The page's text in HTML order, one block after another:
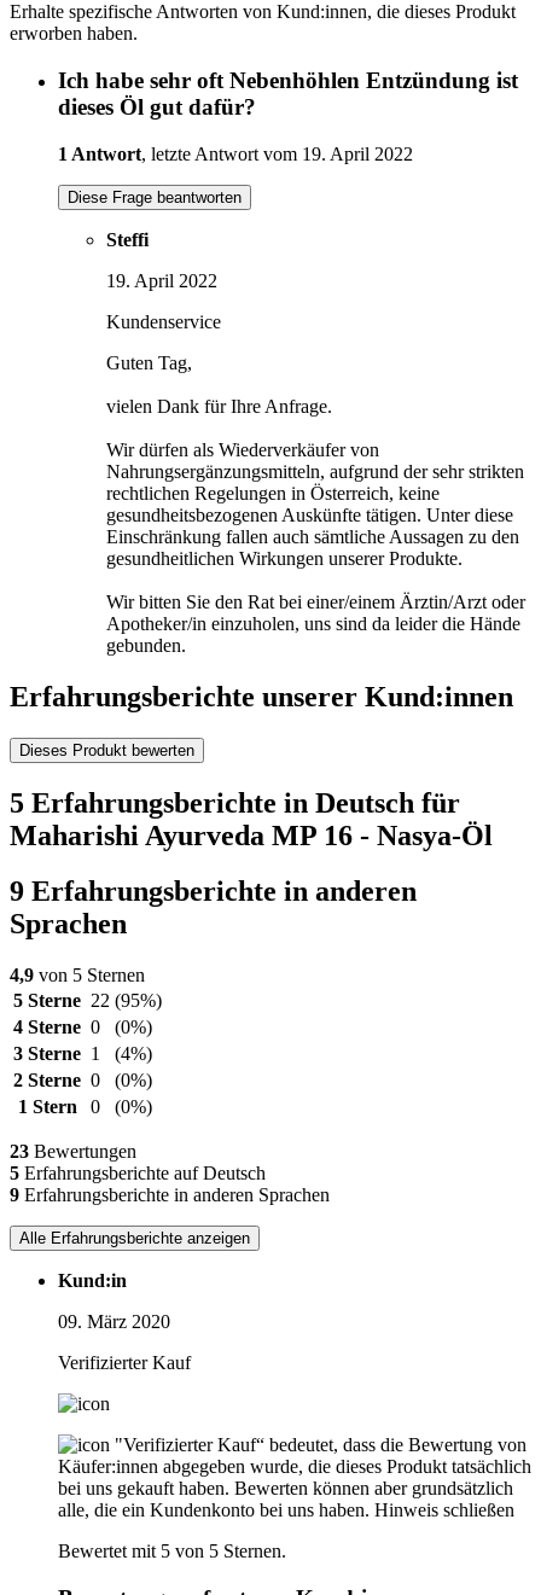
Erhalte spezifische Antworten von Kund:innen, die dieses Produkt
erworben haben.
Ich habe sehr oft Nebenhöhlen Entzündung ist
dieses Öl gut dafür?
1 Antwort, letzte Antwort vom 19. April 2022
Diese Frage beantworten
Steffi
19. April 2022
Kundenservice
Guten Tag,
vielen Dank für Ihre Anfrage.
Wir dürfen als Wiederverkäufer von
Nahrungsergänzungsmitteln, aufgrund der sehr strikten
rechtlichen Regelungen in Österreich, keine
gesundheitsbezogenen Auskünfte tätigen. Unter diese
Einschränkung fallen auch sämtliche Aussagen zu den
gesundheitlichen Wirkungen unserer Produkte.
Wir bitten Sie den Rat bei einer/einem Ärztin/Arzt oder
Apotheker/in einzuholen, uns sind da leider die Hände
gebunden.
Erfahrungsberichte unserer Kund:innen
Dieses Produkt bewerten
5 Erfahrungsberichte in Deutsch für
Maharishi Ayurveda MP 16 - Nasya-Öl
9 Erfahrungsberichte in anderen
Sprachen
4,9 von 5 Sternen
5 Sterne 22 (95%)
4 Sterne 0
(0%)
3 Sterne 1
(4%)
2 Sterne 0
(0%)
1 Stern
0 (0%)
23 Bewertungen
5 Erfahrungsberichte auf Deutsch
9 Erfahrungsberichte in anderen Sprachen
Alle Erfahrungsberichte anzeigen
Kund:in
09. März 2020
Verifizierter Kauf
"Verifizierter Kauf“ bedeutet, dass die Bewertung von
Käufer:innen abgegeben wurde, die dieses Produkt tatsächlich
bei uns gekauft haben. Bewerten können aber grundsätzlich
alle, die ein Kundenkonto bei uns haben. Hinweis schließen
Bewertet mit 5 von 5 Sternen.